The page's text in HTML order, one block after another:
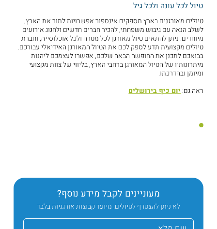
טיול לכל עונה ולכל גיל
טיולים מאורגנים בארץ מספקים אינספור אפשרויות לתור את הארץ,
לשלב הנאה עם גיבוש משפחתי, להכיר חברים חדשים ולחגוג אירועים
מיוחדים. ניתן להתאים טיול מאורגן לכל מטרה ולכל אוכלוסייה, וחברת
טיולים מקצועית תדע לספק לכם את הטיול המאורגן האידיאלי עבורכם.
בבואכם לתכנן את החופשה הבאה שלכם, אפשרו לעצמכם ליהנות
מיתרונותיו של הטיול המאורגן ברחבי הארץ, בליווי של צוות מקצועי
ומיומן ובהדרכתו.
ראה גם: יום כיף בירושלים
מעוניינים לקבל מידע נוסף?
לא ניתן להצטרף לטיולים. מיועד קבוצות אורגניות בלבד